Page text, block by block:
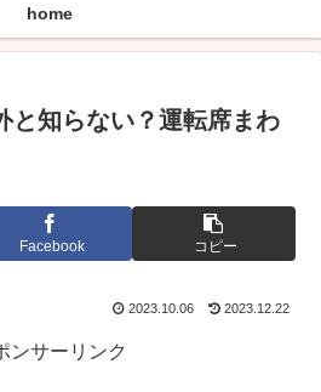
home
と知らない？運転席まわ
Facebook コピー
2023.10.06 2023.12.22
ンサーリンク